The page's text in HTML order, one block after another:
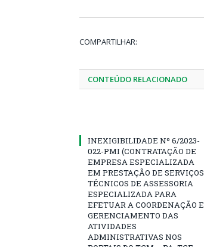
COMPARTILHAR:
CONTEÚDO RELACIONADO
INEXIGIBILIDADE Nº 6/2023-
022-PMI (CONTRATAÇÃO DE
EMPRESA ESPECIALIZADA
EM PRESTAÇÃO DE SERVIÇOS
TÉCNICOS DE ASSESSORIA
ESPECIALIZADA PARA
EFETUAR A COORDENAÇÃO E
GERENCIAMENTO DAS
ATIVIDADES
ADMINISTRATIVAS NOS